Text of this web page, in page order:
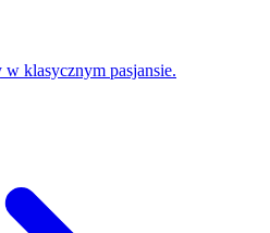
w klasycznym pasjansie.